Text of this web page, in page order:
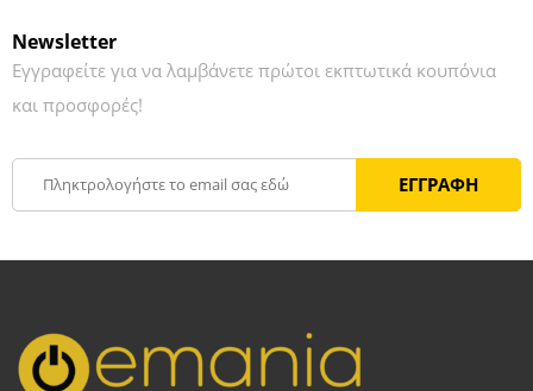
Newsletter
Εγγραφείτε για να λαμβάνετε πρώτοι εκπτωτικά κουπόνια
και προσφορές!